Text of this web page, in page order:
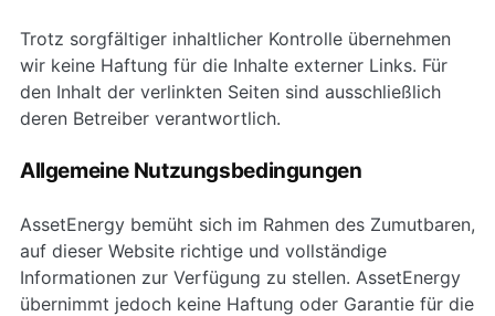
Trotz sorgfältiger inhaltlicher Kontrolle übernehmen
wir keine Haftung für die Inhalte externer Links. Für
den Inhalt der verlinkten Seiten sind ausschließlich
deren Betreiber verantwortlich.
Allgemeine Nutzungsbedingungen
AssetEnergy bemüht sich im Rahmen des Zumutbaren,
auf dieser Website richtige und vollständige
Informationen zur Verfügung zu stellen. AssetEnergy
übernimmt jedoch keine Haftung oder Garantie für die